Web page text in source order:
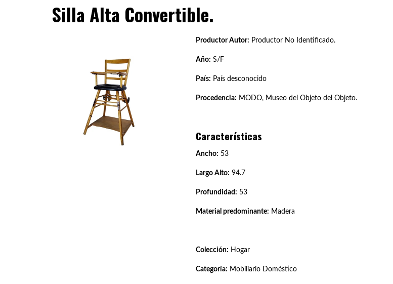
Silla Alta Convertible.
Productor Autor: Productor No Identificado.
Año: S/F
País: País desconocido
Procedencia: MODO, Museo del Objeto del Objeto.
Características
Ancho: 53
Largo Alto: 94.7
Profundidad: 53
Material predominante: Madera
Colección: Hogar
Categoría: Mobiliario Doméstico